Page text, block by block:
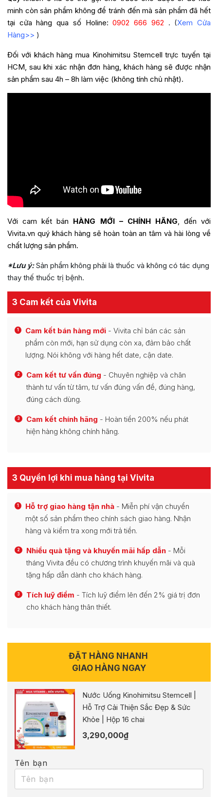
minh còn sản phẩm không để tránh đến mà sản phẩm đã hết
tại cửa hàng qua số Holine: 0902 666 962 . (Xem Cửa
Hàng>> )
Đối với khách hàng mua Kinohimitsu Stemcell trực tuyến tại
HCM, sau khi xác nhận đơn hàng, khách hàng sẽ được nhận
sản phẩm sau 4h – 8h làm việc (không tính chủ nhật).
Với cam kết bán HÀNG MỚI – CHÍNH HÃNG , đến với
Vivita.vn quý khách hàng sẽ hoàn toàn an tâm và hài lòng về
chất lượng sản phẩm.
*Lưu ý:Sản phẩm không phải là thuốc và không có tác dụng
thay thế thuốc trị bệnh.
3 Cam kết của Vivita
1 Cam kết bán hàng mới - Vivita chỉ bán các sản
phẩm còn mới, hạn sử dụng còn xa, đảm bảo chất
lượng. Nói không với hàng hết date, cận date.
2 Cam kết tư vấn đúng - Chuyên nghiệp và chân
thành tư vấn từ tâm, tư vấn đúng vấn đề, đúng hàng,
đúng cách dùng.
3 Cam kết chính hãng - Hoàn tiền 200% nếu phát
hiện hàng không chính hãng.
3 Quyền lợi khi mua hàng tại Vivita
1 Hỗ trợ giao hàng tận nhà - Miễn phí vận chuyển
một số sản phẩm theo chính sách giao hàng. Nhận
hàng và kiểm tra xong mới trả tiền.
2 Nhiều quà tặng và khuyến mãi hấp dẫn - Mỗi
tháng Vivita đều có chương trình khuyến mãi và quà
tặng hấp dẫn dành cho khách hàng.
3 Tích luỹ điểm - Tích luỹ điểm lên đến 2% giá trị đơn
cho khách hàng thân thiết.
ĐẶT HÀNG NHANH
GIAO HÀNG NGAY
Nước Uống Kinohimitsu Stemcell |
Hỗ Trợ Cải Thiện Sắc Đẹp & Sức
Khỏe | Hộp 16 chai
3,290,000₫
Tên bạn